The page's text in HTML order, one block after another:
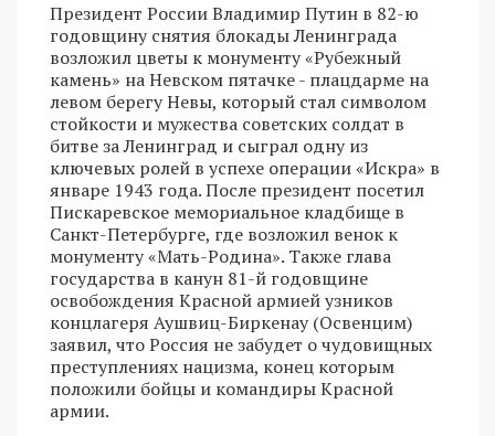
Президент России Владимир Путин в 82-ю
годовщину снятия блокады Ленинграда
возложил цветы к монументу «Рубежный
камень» на Невском пятачке - плацдарме на
левом берегу Невы, который стал символом
стойкости и мужества советских солдат в
битве за Ленинград и сыграл одну из
ключевых ролей в успехе операции «Искра» в
январе 1943 года. После президент посетил
Пискаревское мемориальное кладбище в
Санкт-Петербурге, где возложил венок к
монументу «Мать-Родина». Также глава
государства в канун 81-й годовщине
освобождения Красной армией узников
концлагеря Аушвиц-Биркенау (Освенцим)
заявил, что Россия не забудет о чудовищных
преступлениях нацизма, конец которым
положили бойцы и командиры Красной
армии.